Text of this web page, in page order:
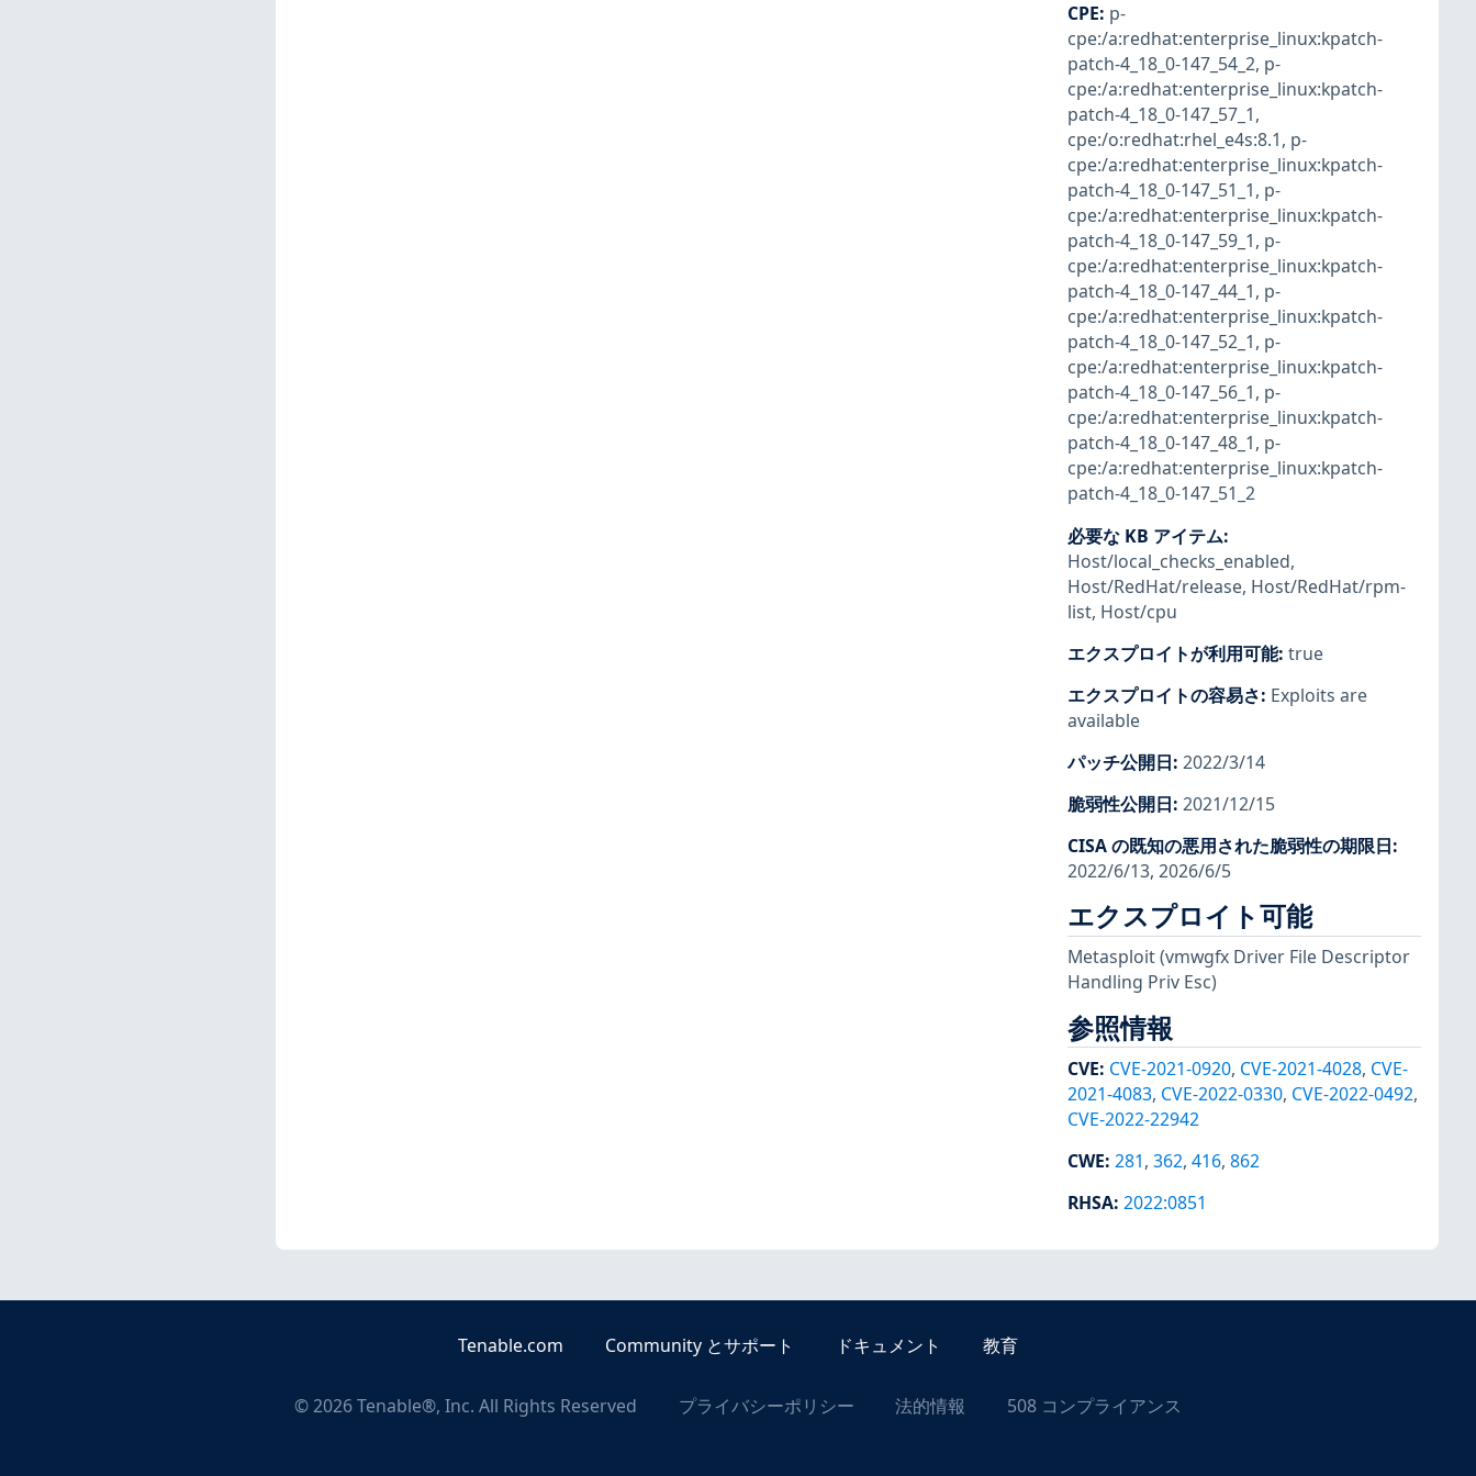
CPE: p-
cpe:/a:redhat:enterprise_linux:kpatch-
patch-4_18_0-147_54_2, p-
cpe:/a:redhat:enterprise_linux:kpatch-
patch-4_18_0-147_57_1,
cpe:/o:redhat:rhel_e4s:8.1, p-
cpe:/a:redhat:enterprise_linux:kpatch-
patch-4_18_0-147_51_1, p-
cpe:/a:redhat:enterprise_linux:kpatch-
patch-4_18_0-147_59_1, p-
cpe:/a:redhat:enterprise_linux:kpatch-
patch-4_18_0-147_44_1, p-
cpe:/a:redhat:enterprise_linux:kpatch-
patch-4_18_0-147_52_1, p-
cpe:/a:redhat:enterprise_linux:kpatch-
patch-4_18_0-147_56_1, p-
cpe:/a:redhat:enterprise_linux:kpatch-
patch-4_18_0-147_48_1, p-
cpe:/a:redhat:enterprise_linux:kpatch-
patch-4_18_0-147_51_2
必要な KB アイテム:
Host/local_checks_enabled,
Host/RedHat/release, Host/RedHat/rpm-
list, Host/cpu
エクスプロイトが利用可能: true
エクスプロイトの容易さ: Exploits are
available
パッチ公開日: 2022/3/14
脆弱性公開日: 2021/12/15
CISA の既知の悪用された脆弱性の期限日:
2022/6/13, 2026/6/5
エクスプロイト可能
Metasploit(vmwgfx Driver File Descriptor
Handling Priv Esc)
参照情報
CVE: CVE-2021-0920, CVE-2021-4028, CVE-
2021-4083, CVE-2022-0330, CVE-2022-0492,
CVE-2022-22942
CWE: 281, 362, 416, 862
RHSA: 2022:0851
Tenable.com Community とサポート ドキュメント 教育
©2026Tenable®, Inc. All Rights Reserved プライバシーポリシー 法的情報 508 コンプライアンス